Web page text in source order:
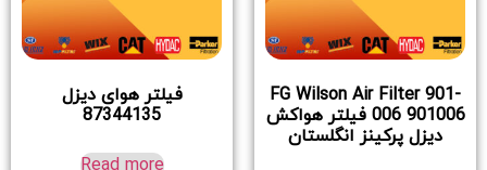
FG Wilson Air Filter 901-
006 901006 فیلتر هواکش
دیزل پرکینز انگلستان
فیلتر هوای دیزل
87344135